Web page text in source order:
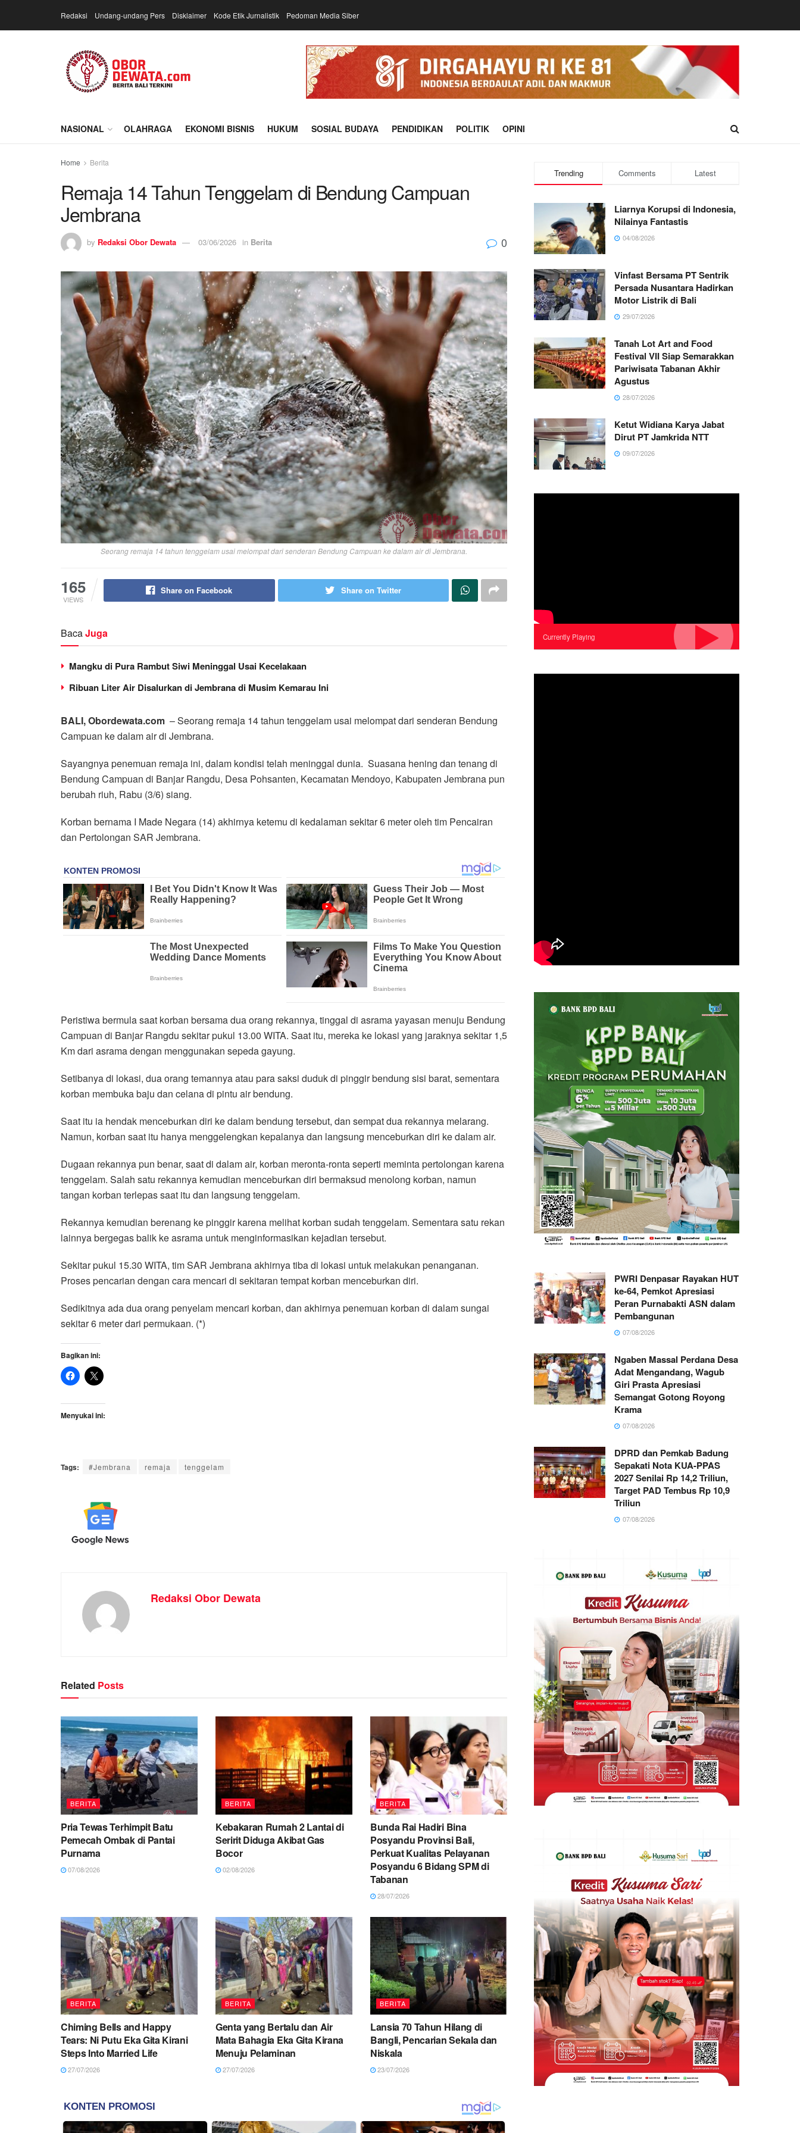
Redaksi Undang-undang Pers Disklaimer Kode Etik Jurnalistik Pedoman Media Siber
NASIONAL OLAHRAGA EKONOMI BISNIS HUKUM SOSIAL BUDAYA PENDIDIKAN POLITIK OPINI
Home Berita
Remaja 14 Tahun Tenggelam di Bendung Campuan
Jembrana
by Redaksi Obor Dewata 03/06/2026 in Berita 0
Seorang remaja 14 tahun tenggelam usai melompat dari senderan Bendung Campuan ke dalam air di Jembrana.
165
VIEWS
Share on Facebook Share on Twitter
BacaJuga
Mangku di Pura Rambut Siwi Meninggal Usai Kecelakaan
Ribuan Liter Air Disalurkan di Jembrana di Musim Kemarau Ini
BALI, Obordewata.com – Seorang remaja 14 tahun tenggelam usai melompat dari senderan Bendung
Campuan ke dalam air di Jembrana.
Sayangnya penemuan remaja ini, dalam kondisi telah meninggal dunia. Suasana hening dan tenang di
Bendung Campuan di Banjar Rangdu, Desa Pohsanten, Kecamatan Mendoyo, Kabupaten Jembrana pun
berubah riuh, Rabu (3/6) siang.
Korban bernama I Made Negara (14) akhirnya ketemu di kedalaman sekitar 6 meter oleh tim Pencairan
dan Pertolongan SAR Jembrana.
Peristiwa bermula saat korban bersama dua orang rekannya, tinggal di asrama yayasan menuju Bendung
Campuan di Banjar Rangdu sekitar pukul 13.00 WITA. Saat itu, mereka ke lokasi yang jaraknya sekitar 1,5
Km dari asrama dengan menggunakan sepeda gayung.
Setibanya di lokasi, dua orang temannya atau para saksi duduk di pinggir bendung sisi barat, sementara
korban membuka baju dan celana di pintu air bendung.
Saat itu ia hendak menceburkan diri ke dalam bendung tersebut, dan sempat dua rekannya melarang.
Namun, korban saat itu hanya menggelengkan kepalanya dan langsung menceburkan diri ke dalam air.
Dugaan rekannya pun benar, saat di dalam air, korban meronta-ronta seperti meminta pertolongan karena
tenggelam. Salah satu rekannya kemudian menceburkan diri bermaksud menolong korban, namun
tangan korban terlepas saat itu dan langsung tenggelam.
Rekannya kemudian berenang ke pinggir karena melihat korban sudah tenggelam. Sementara satu rekan
lainnya bergegas balik ke asrama untuk menginformasikan kejadian tersebut.
Sekitar pukul 15.30 WITA, tim SAR Jembrana akhirnya tiba di lokasi untuk melakukan penanganan.
Proses pencarian dengan cara mencari di sekitaran tempat korban menceburkan diri.
Sedikitnya ada dua orang penyelam mencari korban, dan akhirnya penemuan korban di dalam sungai
sekitar 6 meter dari permukaan. (*)
Bagikan ini:
Menyukai ini:
Tags: #Jembrana remaja tenggelam
Redaksi Obor Dewata
Related Posts
BERITA
Pria Tewas Terhimpit Batu
Pemecah Ombak di Pantai
Purnama
07/08/2026
BERITA
Kebakaran Rumah 2 Lantai di
Seririt Diduga Akibat Gas
Bocor
02/08/2026
BERITA
Bunda Rai Hadiri Bina
Posyandu Provinsi Bali,
Perkuat Kualitas Pelayanan
Posyandu 6 Bidang SPM di
Tabanan
28/07/2026
BERITA
Chiming Bells and Happy
Tears: Ni Putu Eka Gita Kirani
Steps Into Married Life
27/07/2026
BERITA
Genta yang Bertalu dan Air
Mata Bahagia Eka Gita Kirana
Menuju Pelaminan
27/07/2026
BERITA
Lansia 70 Tahun Hilang di
Bangli, Pencarian Sekala dan
Niskala
23/07/2026
Trending Comments Latest
Liarnya Korupsi di Indonesia,
Nilainya Fantastis
04/08/2026
Vinfast Bersama PT Sentrik
Persada Nusantara Hadirkan
Motor Listrik di Bali
29/07/2026
Tanah Lot Art and Food
Festival VII Siap Semarakkan
Pariwisata Tabanan Akhir
Agustus
28/07/2026
Ketut Widiana Karya Jabat
Dirut PT Jamkrida NTT
09/07/2026
Currently Playing
PWRI Denpasar Rayakan HUT
ke-64, Pemkot Apresiasi
Peran Purnabakti ASN dalam
Pembangunan
07/08/2026
Ngaben Massal Perdana Desa
Adat Mengandang, Wagub
Giri Prasta Apresiasi
Semangat Gotong Royong
Krama
07/08/2026
DPRD dan Pemkab Badung
Sepakati Nota KUA-PPAS
2027 Senilai Rp 14,2 Triliun,
Target PAD Tembus Rp 10,9
Triliun
07/08/2026